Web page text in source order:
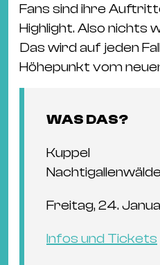
Fans sind ihre
Highlight. Also nichts
Das wird auf jeden
Höhepunkt vom
WAS DAS?
Kuppel
Freitag, 24.
Infos und Tickets